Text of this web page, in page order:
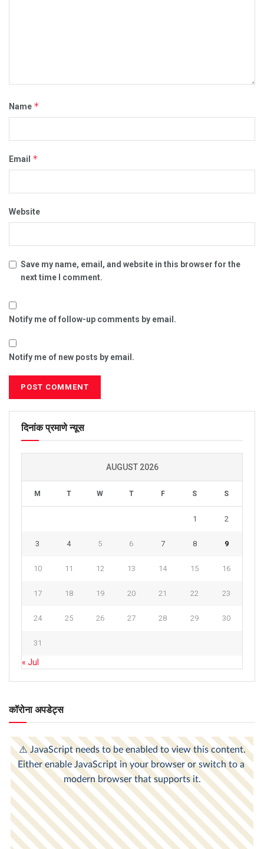
Name *
Email *
Website
Save my name, email, and website in this browser for the
next time I comment.
Notify me of follow-up comments by email.
Notify me of new posts by email.
दिनांक प्रमाणे न्यूस
AUGUST 2026
M T W T F S S
1 2
3 4 5 6 7 8 9
10 11 12 13 14 15 16
17 18 19 20 21 22 23
24 25 26 27 28 29 30
31
« Jul
कॉरोना अपडेट्स